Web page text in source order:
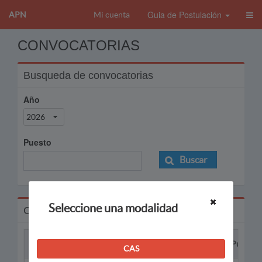
APN Mi cuenta Guia de Postulación
CONVOCATORIAS
Busqueda de convocatorias
Año
2026
Puesto
Buscar
Convocatorias
Puesto
Seleccione una modalidad
CAS